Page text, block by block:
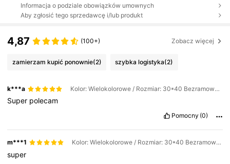
Informacja o podziale obowiązków umownych
Aby zgłosić tego sprzedawcę i/lub produkt
4,87 (100+) Zobacz więcej
zamierzam kupić ponownie(2) szybka logistyka(2)
k***a Kolor: Wielokolorowe / Rozmiar: 30*40 Bezramowy / Wzór: A
Super polecam
Pomocny (0)
m***1 Kolor: Wielokolorowe / Rozmiar: 30*40 Bezramowy / Wzór: A
super